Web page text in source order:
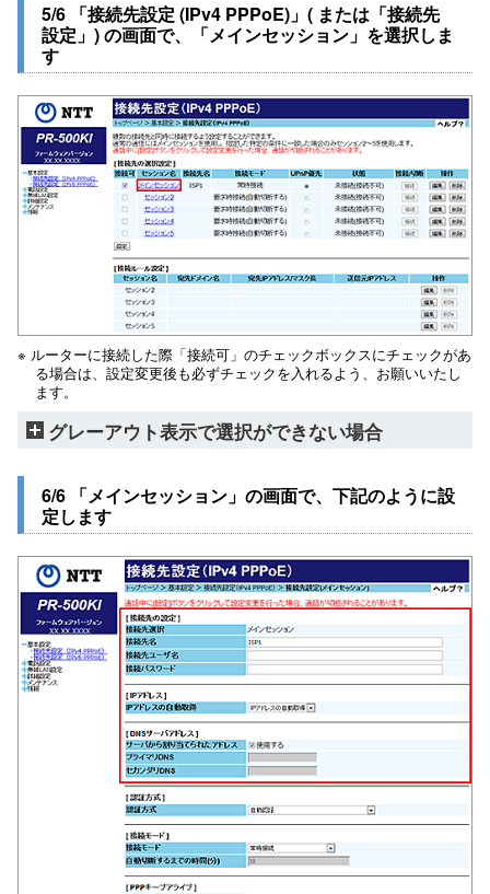
5/6 「接続先設定 (IPv4 PPPoE)」( または「接続先
設定」) の画面で、「メインセッション」を選択しま
す
※ ルーターに接続した際「接続可」のチェックボックスにチェックがあ
る場合は、設定変更後も必ずチェックを入れるよう、お願いいたし
ます。
グレーアウト表示で選択ができない場合
6/6 「メインセッション」の画面で、下記のように設
定します